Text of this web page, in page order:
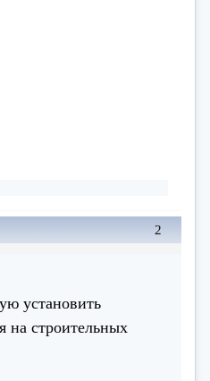
2
установить
на строительных